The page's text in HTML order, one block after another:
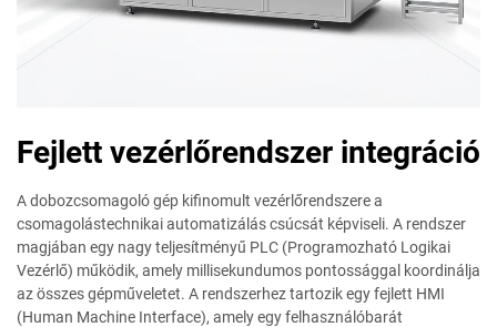
Fejlett vezérlőrendszer integráció
A dobozcsomagoló gép kifinomult vezérlőrendszere a
csomagolástechnikai automatizálás csúcsát képviseli. A rendszer
magjában egy nagy teljesítményű PLC (Programozható Logikai
Vezérlő) működik, amely millisekundumos pontossággal koordinálja
az összes gépműveletet. A rendszerhez tartozik egy fejlett HMI
(Human Machine Interface), amely egy felhasználóbarát